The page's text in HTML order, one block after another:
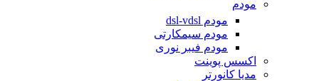
مودم
مودم dsl-vdsl
مودم سیمکارتی
مودم فیبر نوری
اکسس پوینت
مدیا کانورتر